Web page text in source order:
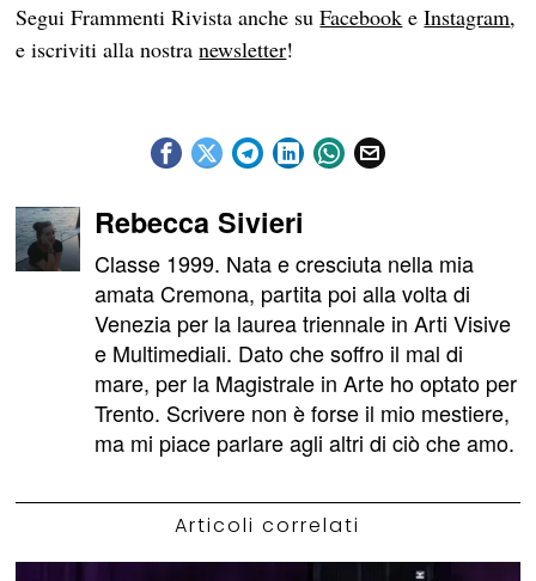
Segui Frammenti Rivista anche suFacebook eInstagram,
e iscriviti alla nostranewsletter!
Rebecca Sivieri
Classe 1999. Nata e cresciuta nella mia
amata Cremona, partita poi alla volta di
Venezia per la laurea triennale in Arti Visive
e Multimediali. Dato che soffro il mal di
mare, per la Magistrale in Arte ho optato per
Trento. Scrivere non è forse il mio mestiere,
ma mi piace parlare agli altri di ciò che amo.
Articoli correlati